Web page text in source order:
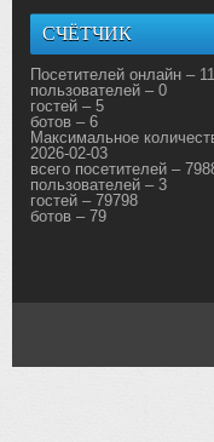
СЧЁТЧИК
Посетителей онлайн – 11
пользователей – 0
гостей – 5
ботов – 6
Максимальное
2026-02-03
всего посетителей –
пользователей – 3
гостей – 79798
ботов – 79